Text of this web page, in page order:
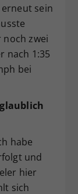
sein
noch zwei
nach 1:35
bei
habe
und
hier
sich